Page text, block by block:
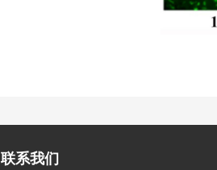
联系我们